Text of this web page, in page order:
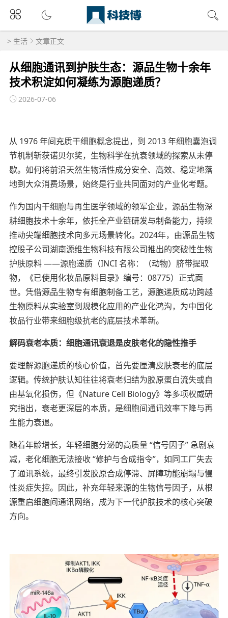
> 生活 文章正文
从细胞通讯到护肤生态：源品生物十余年
技术积淀如何凝练为源胞递质？
2026-07-06
从 1976 年间充质干细胞概念提出，到 2013 年细胞囊泡调
节机制斩获诺贝尔奖，生物科学在抗衰领域的探索从未停
歇。如何将前沿天然生物活性成分安全、高效、稳定地落
地到大众消费场景，始终是行业共同面对的产业化考题。
作为国内干细胞与再生医学领域的领军企业，源品生物深
耕细胞技术十余年，依托全产业链研发与制备能力，持续
推动尖端细胞技术向多元场景转化。2024年，由源品生物
控股子公司湖南源维生物科技有限公司推出的突破性生物
护肤原料 ——源胞递质（INCI 名称：（动物）脐带提取
物，《已使用化妆品原料目录》编号：08775）正式面
世。凭借源品生物专有细胞制备工艺，源胞递质成功跨越
生物原料从实验室到规模化应用的产业化鸿沟，为中国化
妆品行业带来细胞级抗老的底层技术革新。
解码衰老本质：细胞通讯衰退是皮肤老化的隐性推手
要理解源胞递质的核心价值，首先要厘清皮肤衰老的底层
逻辑。传统护肤认知往往将衰老归结为胶原蛋白流失或自
由基氧化损伤，但《Nature Cell Biology》等多项权威研
究指出，衰老更深层的本质，是细胞间通讯效率下降与再
生能力衰退。
随着年龄增长，年轻细胞分泌的高质量 “信号因子” 急剧衰
减，老化细胞无法接收 “修护与合成指令”，如同工厂失去
了通讯系统，最终引发胶原合成停滞、屏障功能崩塌与慢
性炎症失控。因此，补充年轻来源的生物信号因子，从根
源重启细胞间通讯网络，成为下一代护肤技术的核心突破
方向。